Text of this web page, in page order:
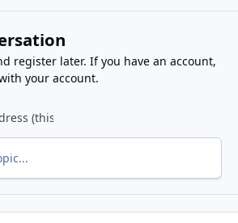
register later. If you have an account,
your account.